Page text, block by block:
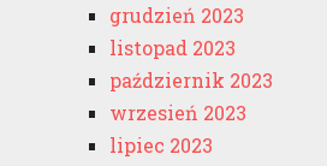
grudzień 2023
listopad 2023
październik 2023
wrzesień 2023
lipiec 2023